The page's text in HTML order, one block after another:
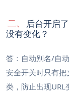
二、
后台开启
没有变化？
答：自动别名/自
安全开关时只有
类，防止出现